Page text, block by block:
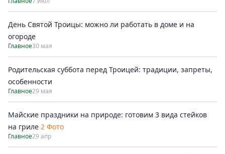
День Святой Троицы: можно ли работать в доме и на
огороде
Главное30 мая
Родительская суббота перед Троицей: традиции, запреты,
особенности
Главное29 мая
Майские праздники на природе: готовим 3 вида стейков
на гриле 2 Фото
Главное29 апр